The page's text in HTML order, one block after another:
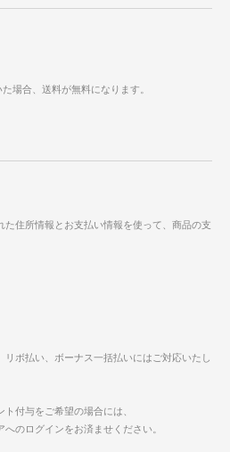
場合、送料が無料になります。
た住所情報とお支払い情報を使って、商品の支
ボ払い、ボーナス一括払いにはご対応いたし
付与をご希望の場合には、
のログインをお済ませください。